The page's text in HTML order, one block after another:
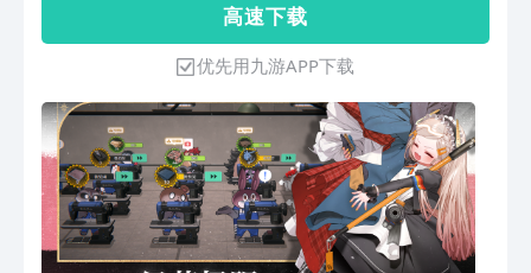
高 速 下 载
优先用九游APP下载